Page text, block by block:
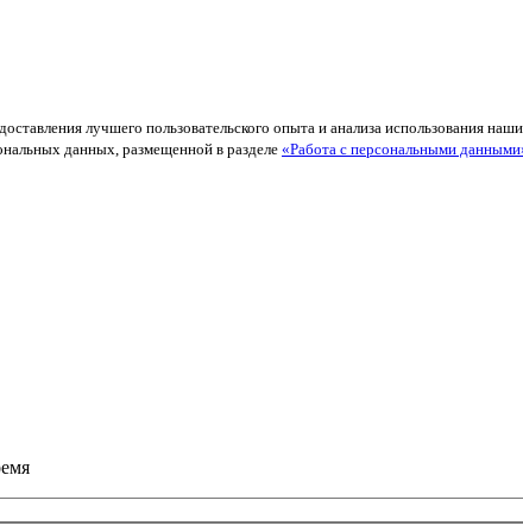
лучшего пользовательского опыта и анализа использования
данных, размещенной в разделе «Работа с персональными